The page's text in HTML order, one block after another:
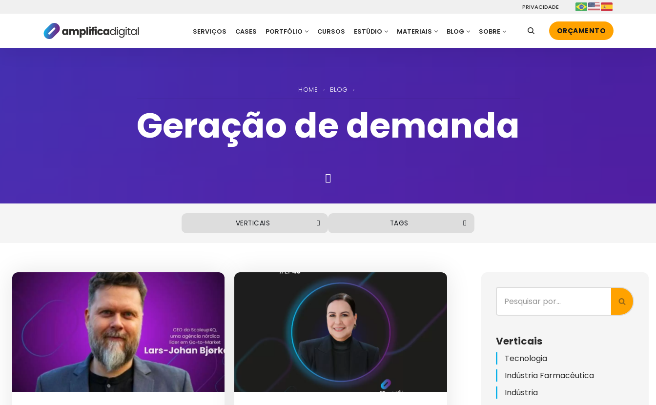
o
PRIVACIDADE
SERVIÇOS CASES PORTFÓLIO CURSOS ESTÚDIO MATERIAIS BLOG SOBRE ORÇAMENTO
HOME › BLOG ›
Geração de demanda
VERTICAIS
COSMÉTICOS
INDÚSTRIA FARMACÊUTICA
TAGS
ABM (ACCOUNT BASED MARKETING)
AÇÕES DE MARKETING
AMPLIFICACAST
ANÁLISE DE DADOS
AQUISIÇÃO DE CLIENTES
AQUISIÇÃO E RETENÇÃO DE CLIENTES
Verticais
Tecnologia
Indústria Farmacêutica
Indústria